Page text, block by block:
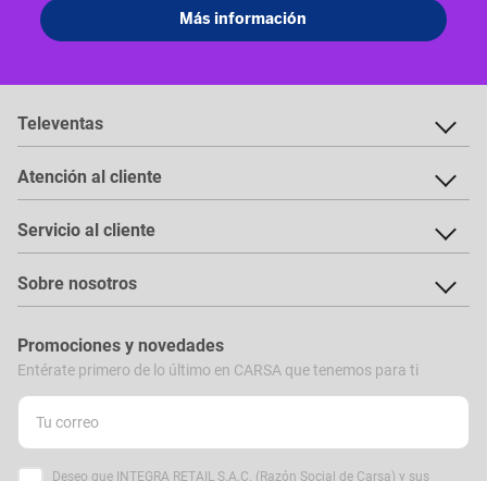
Televentas
Atención al cliente
Servicio al cliente
Sobre nosotros
Promociones y novedades
Entérate primero de lo último en CARSA que tenemos para ti
Deseo que INTEGRA RETAIL S.A.C. (Razón Social de Carsa) y sus